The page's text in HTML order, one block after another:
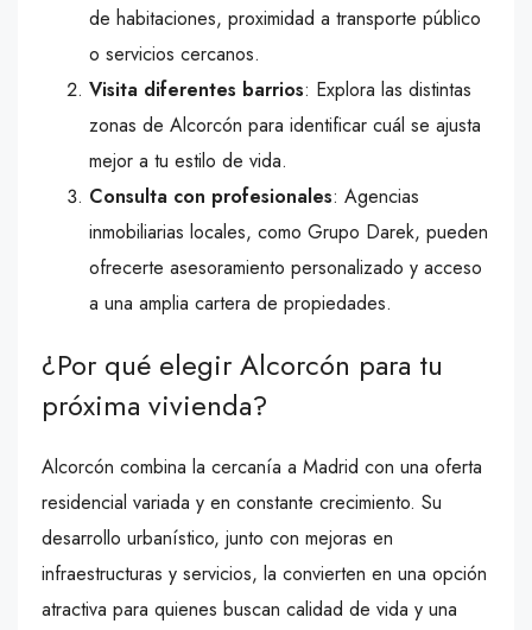
de habitaciones, proximidad a transporte público
o servicios cercanos.
Visita diferentes barrios: Explora las distintas
zonas de Alcorcón para identificar cuál se ajusta
mejor a tu estilo de vida.
Consulta con profesionales: Agencias
inmobiliarias locales, como Grupo Darek, pueden
ofrecerte asesoramiento personalizado y acceso
a una amplia cartera de propiedades.
¿Por qué elegir Alcorcón para tu
próxima vivienda?
Alcorcón combina la cercanía a Madrid con una oferta
residencial variada y en constante crecimiento. Su
desarrollo urbanístico, junto con mejoras en
infraestructuras y servicios, la convierten en una opción
atractiva para quienes buscan calidad de vida y una